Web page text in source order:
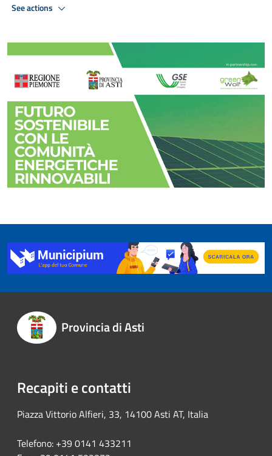
See actions
Provincia di Asti
Recapiti e contatti
Piazza Vittorio Alfieri, 33, 14100 Asti AT, Italia
Telefono: +39 0141 433211